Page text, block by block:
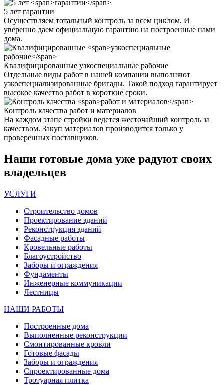
5 лет гарантии
Осуществляем тотальный контроль за всем циклом. И
уверенно даем официальную гарантию на построенные нами
дома.
Квалифицированные узкоспециальные рабочие
Отдельные виды работ в нашей компании выполняют
узкоспециализированные бригады. Такой подход гарантирует
высокое качество работ в короткие сроки.
Контроль качества работ и материалов
На каждом этапе стройки ведется жесточайший контроль за
качеством. Закуп материалов производится только у
проверенных поставщиков.
Наши готовые дома уже радуют своих
владельцев
УСЛУГИ
Строительство домов
Проектирование зданий
Реконструкция зданий
Фасадные работы
Кровельные работы
Благоустройство
Заборы и ограждения
Фундаменты
Инженерные коммуникации
Лестницы
НАШИ РАБОТЫ
Построенные дома
Выполненные реконструкции
Смонтированные кровли
Готовые фасады
Заборы и ограждения
Спроектированные дома
Тротуарная плитка